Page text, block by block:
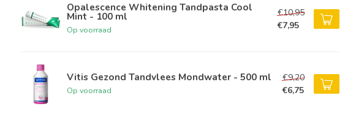
Opalescence Whitening Tandpasta Cool
Mint - 100 ml
Op voorraad
€10,95
€7,95
Vitis Gezond Tandvlees Mondwater - 500 ml
Op voorraad
€9,20
€6,75